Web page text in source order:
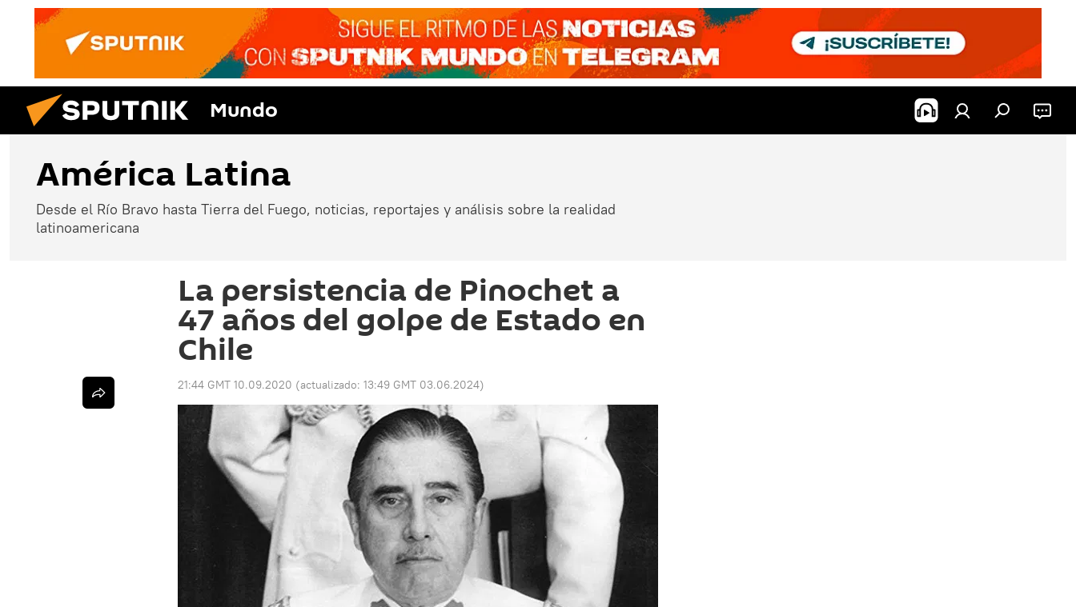
Mundo
América Latina
Desde el Río Bravo hasta Tierra del Fuego, noticias, reportajes y análisis sobre la realidad
latinoamericana
La persistencia de Pinochet a
47 años del golpe de Estado en
Chile
21:44 GMT 10.09.2020 (actualizado: 13:49 GMT 03.06.2024)